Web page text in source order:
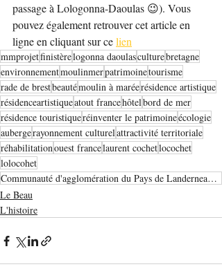
passage à Lologonna-Daoulas 😉). Vous
pouvez également retrouver cet article en
ligne en cliquant sur ce lien
mmprojetfinistèrelogonna daoulasculturebretagne
environnementmoulinmerpatrimoinetourisme
rade de brestbeautémoulin à maréerésidence artistique
résidenceartistiqueatout francehôtelbord de mer
résidence touristiqueréinventer le patrimoineécologie
aubergerayonnement culturelattractivité territoriale
réhabilitationouest francelaurent cochetlocochet
lolocohet
Communauté d'agglomération du Pays de Landerneau Daoulas
Le Beau
L'histoire